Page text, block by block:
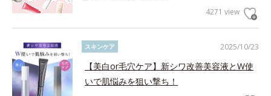
4271 view
2025/10/23
スキンケア
【美白or毛穴ケア】新シワ改善美容液とW使
いで肌悩みを狙い撃ち！